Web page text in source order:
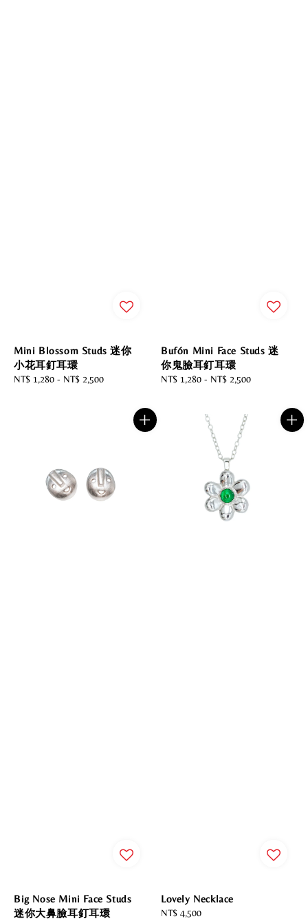
Mini Blossom Studs 迷你
小花耳釘耳環
Regular
NT$ 1,280 - NT$ 2,500
Bufón Mini Face Studs 迷
你鬼臉耳釘耳環
Regular
NT$ 1,280 - NT$ 2,500
Big Nose Mini Face Studs
迷你大鼻臉耳釘耳環
Lovely Necklace
Regular
NT$ 4,500